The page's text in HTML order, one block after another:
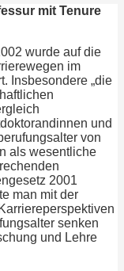
mit Tenure
wurde auf die
im
Insbesondere „die
und
von
als wesentliche
2001
man mit der
senken
und Lehre